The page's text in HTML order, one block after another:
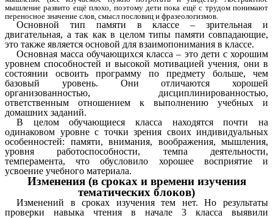
мышление развито ещё плохо, поэтому дети пока ещё с трудом понимают
переносное значение слов, смысл пословиц и фразеологизмов.
Основной тип памяти в классе – зрительная и
двигательная, а так как в целом типы памяти совпадающие,
это также является основой для взаимопонимания в классе.
Основная масса обучающихся класса – это дети с хорошим
уровнем способностей и высокой мотивацией учения, они в
состоянии освоить программу по предмету больше, чем
базовый уровень. Они отличаются хорошей
организованностью, дисциплинированностью,
ответственным отношением к выполнению учебных и
домашних заданий.
В целом обучающиеся класса находятся почти на
одинаковом уровне с точки зрения своих индивидуальных
особенностей: памяти, внимания, воображения, мышления,
уровня работоспособности, темпа деятельности,
темперамента, что обусловило хорошее восприятие и
усвоение учебного материала.
Изменения (в сроках и времени изучения
тематических блоков)
Изменений в сроках изучения тем нет. Но результаты
проверки навыка чтения в начале 3 класса выявили